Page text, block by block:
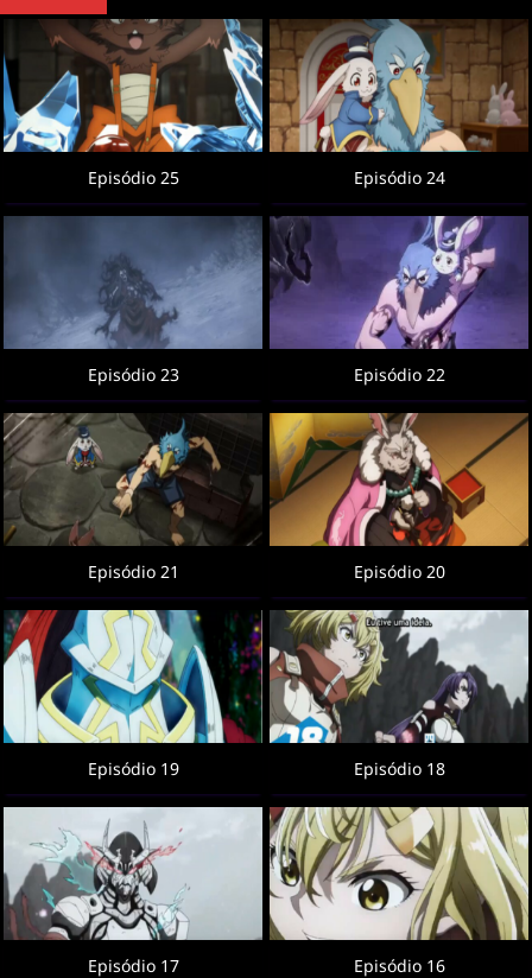
Episódio 25 Episódio 24
Episódio 23 Episódio 22
Episódio 21 Episódio 20
Episódio 19 Episódio 18
Episódio 17 Episódio 16